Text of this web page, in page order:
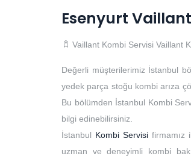
Esenyurt
Vaillant Kombi Servisi Vaillant
Değerli müşterilerimiz İstanbul
yedek parça stoğu kombi arıza
Bu bölümden İstanbul Kombi
bilgi edinebilirsiniz.
İstanbul Kombi Servisi
uzman ve deneyimli kombi